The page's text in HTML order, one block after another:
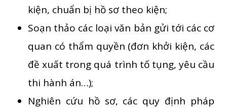
kiện, chuẩn bị hồ sơ theo kiện;
Soạn thảo các loại văn bản gửi tới các cơ
quan có thẩm quyền (đơn khởi kiện, các
đề xuất trong quá trình tố tụng, yêu cầu
thi hành án…);
Nghiên cứu hồ sơ, các quy định pháp